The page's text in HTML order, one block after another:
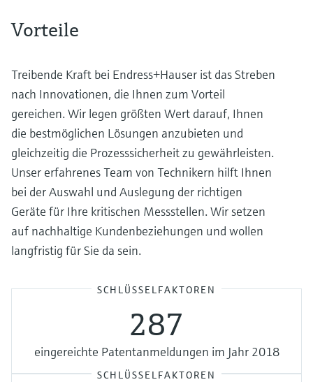
Vorteile
Treibende Kraft bei Endress+Hauser ist das Streben
nach Innovationen, die Ihnen zum Vorteil
gereichen. Wir legen größten Wert darauf, Ihnen
die bestmöglichen Lösungen anzubieten und
gleichzeitig die Prozesssicherheit zu gewährleisten.
Unser erfahrenes Team von Technikern hilft Ihnen
bei der Auswahl und Auslegung der richtigen
Geräte für Ihre kritischen Messstellen. Wir setzen
auf nachhaltige Kundenbeziehungen und wollen
langfristig für Sie da sein.
SCHLÜSSELFAKTOREN
287
eingereichte Patentanmeldungen im Jahr 2018
SCHLÜSSELFAKTOREN